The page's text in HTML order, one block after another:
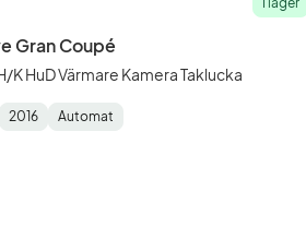
Gran Coupé
K HuD Värmare Kamera Taklucka
2016
Automat